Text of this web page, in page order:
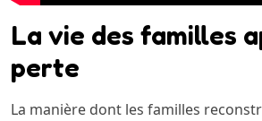
La vie des familles
perte
La manière dont les familles